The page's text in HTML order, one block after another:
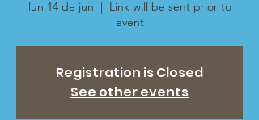
lun 14 de jun
  |
Link will be sent prior to
event
Registration is Closed
See other events